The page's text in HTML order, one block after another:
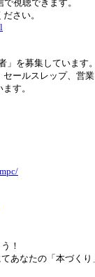
視聴できます。
さい。
」を募集しています
ールスレップ、営
す。
！
あなたの「本づく